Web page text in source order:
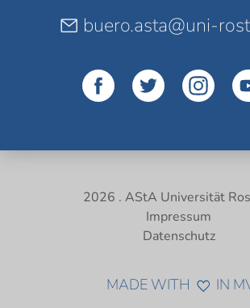
buero.asta@uni-
2026 . AStA Universität
Impressum
Datenschutz
MADE WITH IN